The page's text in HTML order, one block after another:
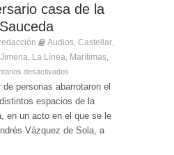
casa de la
Audios Castellar
Jimena La Línea Marítimas
desactivados
personas abarrotaron el
espacios de la
en un acto en el que se le
Vázquez de Sola, a